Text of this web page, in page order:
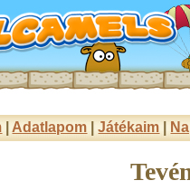
Adatlapom |Játékaim